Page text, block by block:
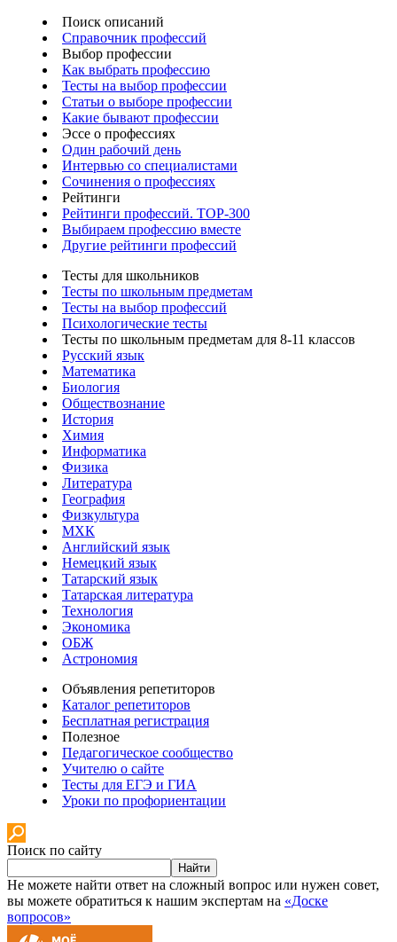
Поиск описаний
Справочник профессий
Выбор профессии
Как выбрать профессию
Тесты на выбор профессии
Статьи о выборе профессии
Какие бывают профессии
Эссе о профессиях
Один рабочий день
Интервью со специалистами
Сочинения о профессиях
Рейтинги
Рейтинги профессий. TOP-300
Выбираем профессию вместе
Другие рейтинги профессий
Тесты для школьников
Тесты по школьным предметам
Тесты на выбор профессий
Психологические тесты
Тесты по школьным предметам для 8-11 классов
Русский язык
Математика
Биология
Обществознание
История
Химия
Информатика
Физика
Литература
География
Физкультура
МХК
Английский язык
Немецкий язык
Татарский язык
Татарская литература
Технология
Экономика
ОБЖ
Астрономия
Объявления репетиторов
Каталог репетиторов
Бесплатная регистрация
Полезное
Педагогическое сообщество
Учителю о сайте
Тесты для ЕГЭ и ГИА
Уроки по профориентации
Поиск по сайту
Найти
Не можете найти ответ на сложный вопрос или нужен совет,
вы можете обратиться к нашим экспертам на «Доске
вопросов»